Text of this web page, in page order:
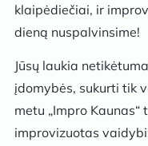
klaipėdiečiai, ir
dieną nuspalvinsime!
Jūsų laukia
įdomybės, sukurti tik
metu „Impro
improvizuotas